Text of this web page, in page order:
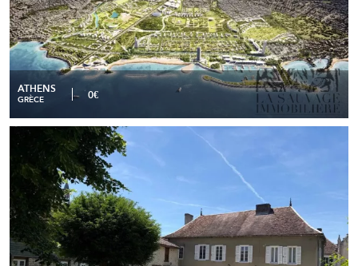
ATHENS
GRÈCE 0€
Élégante Maison de Maître de 400 m² avec Dépendances
et Potentiel d’Exploitation - Dienville